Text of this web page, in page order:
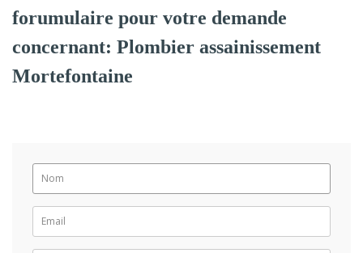
forumulaire pour votre demande
concernant: Plombier assainissement
Mortefontaine